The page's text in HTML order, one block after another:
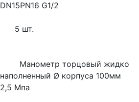
DN15PN16 G1/2
      5 шт.
наполненный Ø корпуса 100мм
2,5 Мпа